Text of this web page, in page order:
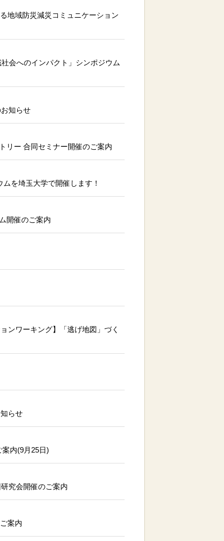
地域防災減災コミュニケーション
会へのインパクト」シンポジウム
知らせ
リー 合同セミナー開催のご案内
を埼玉大学で開催します！
開催のご案内
ンワーキング】「逃げ地図」づく
らせ
内(9月25日)
究会開催のご案内
案内